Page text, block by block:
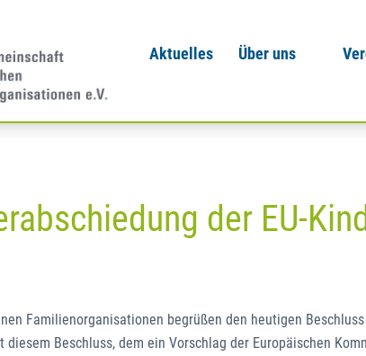
Aktuelles Über uns
der EU-
Familienorganisationen begrüßen den heutigen
diesem Beschluss, dem ein Vorschlag der Europäischen